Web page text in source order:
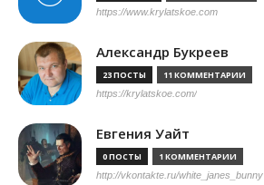
https://www.krylatskoe.com
Александр Букреев
23 ПОСТЫ 11 КОММЕНТАРИИ
https://krylatskoe.com/
Евгения Уайт
0 ПОСТЫ 1 КОММЕНТАРИИ
http://vkontakte.ru/white_janes_bunny